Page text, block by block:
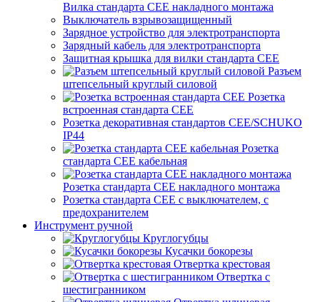
Вилка стандарта CEE накладного монтажа
Выключатель взрывозащищенный
Зарядное устройство для электротранспорта
Зарядный кабель для электротранспорта
Защитная крышка для вилки стандарта CEE
Разъем
штепсельный круглый силовой
Розетка
встроенная стандарта CEE
Розетка декоративная стандартов CEE/SCHUKO
IP44
Розетка
стандарта СЕЕ кабельная
Розетка стандарта СЕЕ накладного монтажа
Розетка стандарта СЕЕ с выключателем, с
предохранителем
Инструмент ручной
Круглогубцы
Кусачки бокорезы
Отвертка крестовая
Отвертка с
шестигранником